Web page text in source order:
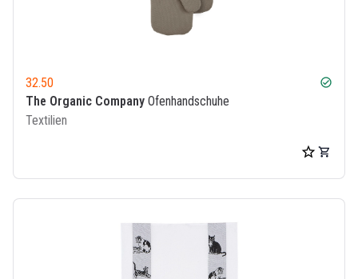
32.50 check_circle
The Organic Company Ofenhandschuhe
Textilien